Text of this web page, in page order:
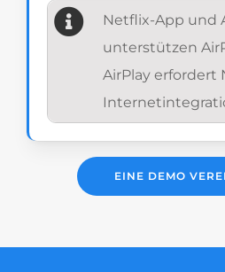
Netflix-App und
unterstützen
AirPlay erfordert
EINE DEMO